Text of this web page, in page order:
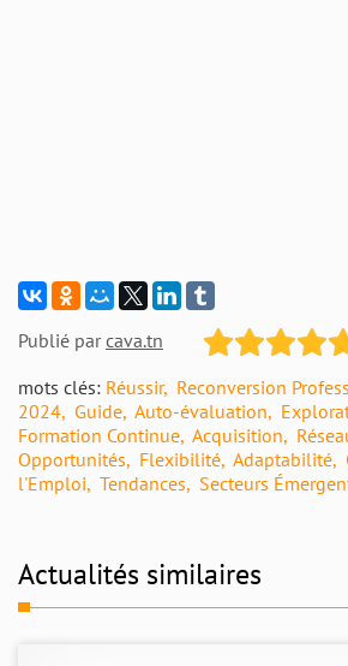
Publié parcava.tn
mots clés: Réussir Reconversion
2024 Guide Auto-évaluation
Formation Continue Acquisition
Opportunités
Flexibilité Adaptabilité
l'Emploi Tendances Secteurs
Actualités similaires